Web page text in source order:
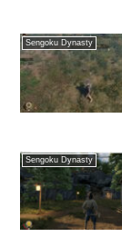
Sengoku Dynasty
Sengoku Dynasty